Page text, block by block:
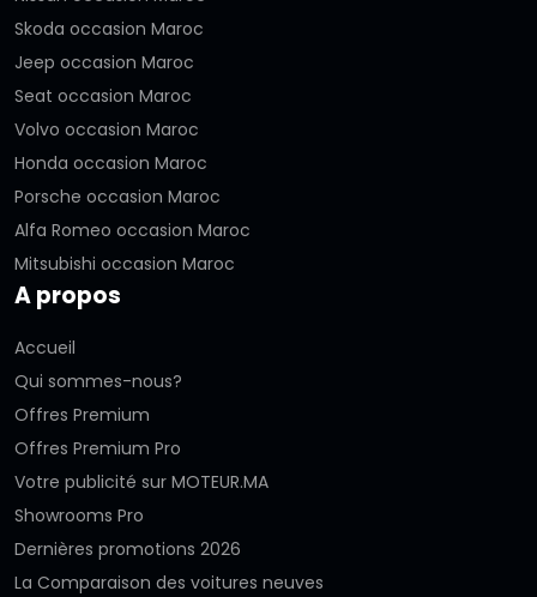
Skoda occasion Maroc
Jeep occasion Maroc
Seat occasion Maroc
Volvo occasion Maroc
Honda occasion Maroc
Porsche occasion Maroc
Alfa Romeo occasion Maroc
Mitsubishi occasion Maroc
A propos
Accueil
Qui sommes-nous?
Offres Premium
Offres Premium Pro
Votre publicité sur MOTEUR.MA
Showrooms Pro
Dernières promotions 2026
La Comparaison des voitures neuves